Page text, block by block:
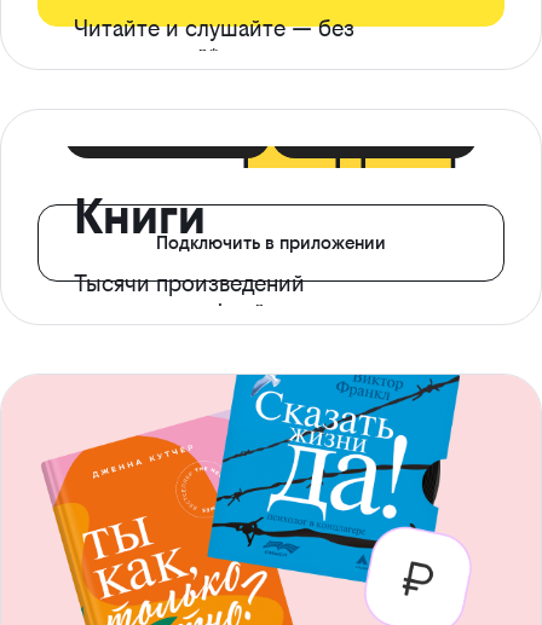
Читайте и слушайте — без
ограничений*
Книги
Тысячи произведений
с доступом офлайн
Подключить в приложении